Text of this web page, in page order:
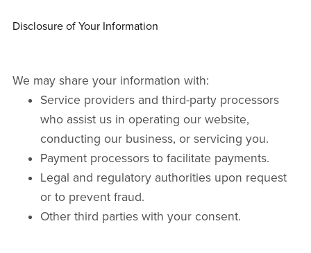
Disclosure of Your Information
We may share your information with:
Service providers and third-party processors
who assist us in operating our website,
conducting our business, or servicing you.
Payment processors to facilitate payments.
Legal and regulatory authorities upon request
or to prevent fraud.
Other third parties with your consent.